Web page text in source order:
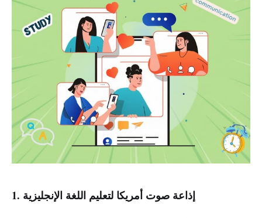
1. إذاعة صوت أمريكا لتعليم اللغة الإنجليزية